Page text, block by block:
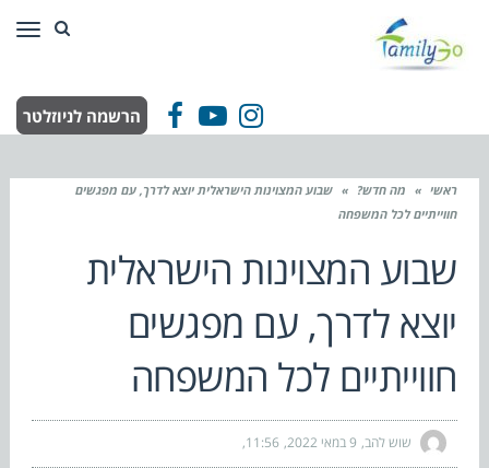
Facebook
YouTube
Instagram הרשמה לניוזלטר
ראשי » מה חדש? » שבוע המצוינות הישראלית יוצא לדרך, עם מפגשים
חווייתיים לכל המשפחה
שבוע המצוינות הישראלית
יוצא לדרך, עם מפגשים
חווייתיים לכל המשפחה
שוש להב 9 במאי 2022 11:56